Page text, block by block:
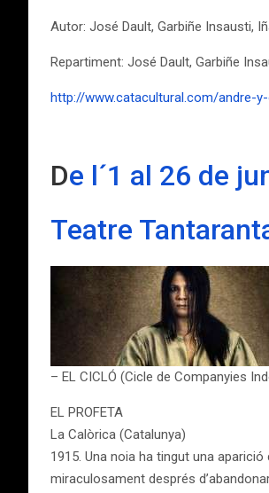
Autor: José Dault, Garbiñe Insausti,
Repartiment: José Dault, Garbiñe
http://www.catacultural.com/andre-
De l´1 al 26 de
Teatre
– EL CICLÓ (Cicle de Companyies
EL PROFETA
La Calòrica (Catalunya)
1915. Una noia ha tingut una
miraculosament després